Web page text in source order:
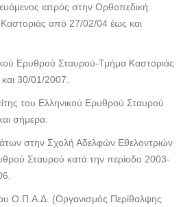
ιατρός στην Ορθοπεδική
Καστοριάς από 27/02/04 έως και
Ερυθρού Σταυρού-Τμήμα Καστοριάς
30/01/2007.
του Ελληνικού Ερυθρού Σταυρού
σήμερα.
στην Σχολή Αδελφών Εθελοντριών
Σταυρού κατά την περίοδο 2003-
Ο.Π.Α.Δ. (Οργανισμός Περίθαλψης